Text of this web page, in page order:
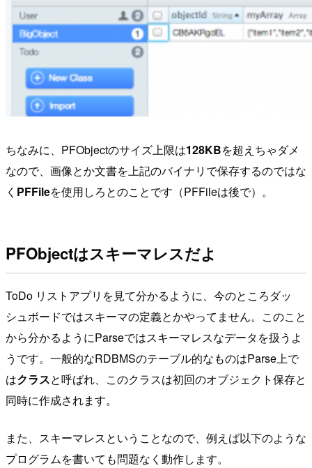
ちなみに、PFObjectのサイズ上限は128KBを超えちゃダメ
なので、画像とか文書を上記のバイナリで保存するのではな
く PFFileを使用しろとのことです（PFFileは後で）。
PFObjectはスキーマレスだよ
ToDo リストアプリを見て分かるように、今のところダッ
シュボードではスキーマの定義とかやってません。このこと
から分かるようにParseではスキーマレスなデータを扱うよ
うです。一般的なRDBMSのテーブル的なものはParse上で
はクラスと呼ばれ、このクラスは初回のオブジェクト保存と
同時に作成されます。
また、スキーマレスということなので、例えば以下のような
プログラムを書いても問題なく動作します。